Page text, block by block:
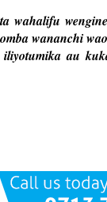
wahalifu
wananchi
au